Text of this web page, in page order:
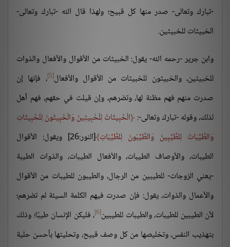
-تبارك وتعالى- صدر منها كل قبيح؛ ولهذا قال الله -تبارك وتعالى-
الخبيثات للخبيثين.
وابن جرير -رحمه الله- يقول: الخبيثات من الأقوال والأفعال والذوات
للخبيثين، والخبيثون للخبيثات من الأقوال والأفعال[5] ، فإنها إن
صدرت منهم فهم مظنة لها، وتضرهم، وإن قيلت في حقهم، فهم أهل
لذلك، وقوله -تبارك وتعالى-: الْخَبِيثَاتُ لِلْخَبِيثِينَ وَالْخَبِيثُونَ لِلْخَبِيثَاتِ
وَالطَّيِّبَاتُ لِلطَّيِّبِينَ وَالطَّيِّبُونَ لِلطَّيِّبَاتِ
[النور:26] ويقول: الأقوال
الطيبات، والأوصاف الطيبات، والأفعال الطيبات، والذوات الطيبة
-يعني الزوجات- للطيبين من الرجال، والطيبون للطيبات من الأقوال
والأعمال والذوات، يقول: فإن صدرت فيهم الكلمة السيئة لم تضرهم؛
لأن الطيبين للطيبات، والطيبات للطيبين[6] ، فليكن الإنسان طيبًا؛ وذلك
بتهذيب النفس، وتخليصها من كل وصف قبيح، وتحليتها بأحسن حلية